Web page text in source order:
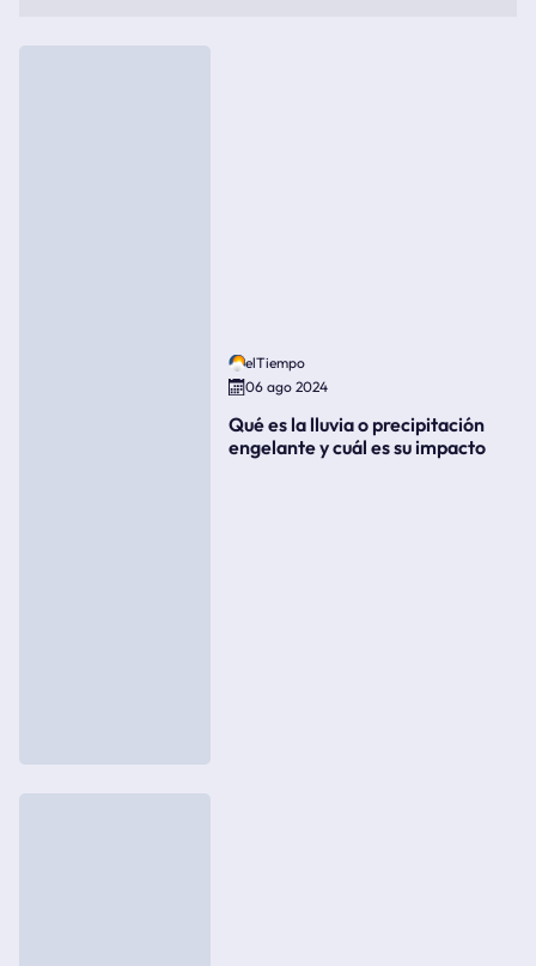
elTiempo
06 ago 2024
Qué es la lluvia o precipitación
engelante y cuál es su impacto